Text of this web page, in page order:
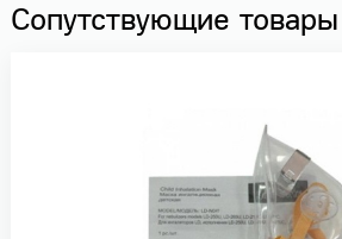
Сопутствующие товары